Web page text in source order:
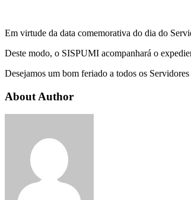
Em virtude da data comemorativa do dia do
Deste modo, o SISPUMI acompanhará o
Desejamos um bom feriado a todos os
About Author